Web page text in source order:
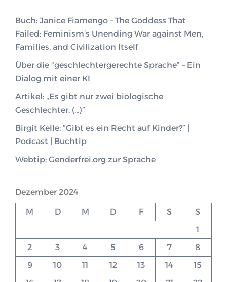
Buch: Janice Fiamengo – The Goddess That
Failed: Feminism’s Unending War against Men,
Families, and Civilization Itself
Über die “geschlechtergerechte Sprache” – Ein
Dialog mit einer KI
Artikel: „Es gibt nur zwei biologische
Geschlechter. (…)”
Birgit Kelle: “Gibt es ein Recht auf Kinder?” |
Podcast | Buchtip
Webtip: Genderfrei.org zur Sprache
Dezember 2024
M D M D F S
S
1
2
3 4 5 6 7
8
9
10 11 12 13 14
15